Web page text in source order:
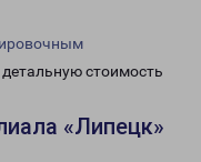
стоимость
«Липецк»